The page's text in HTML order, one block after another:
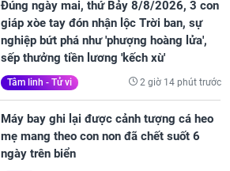
Đúng ngày mai, thứ Bảy 8/8/2026, 3 con
giáp xòe tay đón nhận lộc Trời ban, sự
nghiệp bứt phá như 'phượng hoàng lửa',
sếp thưởng tiền lương 'kếch xù'
Tâm linh - Tử vi 2 giờ 14 phút trước
Máy bay ghi lại được cảnh tượng cá heo
mẹ mang theo con non đã chết suốt 6
ngày trên biển